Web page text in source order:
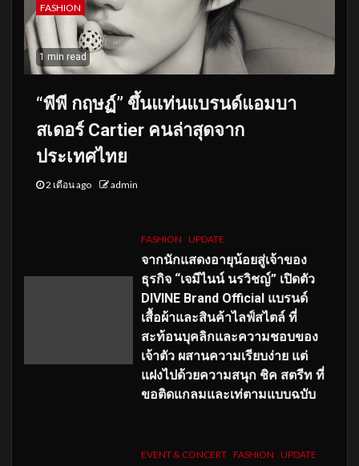
FASHION
1 min read
“พีพี กฤษฏ์” ขึ้นแท่นแบรนด์แอมบา
สเดอร์ Cartier คนล่าสุดจาก
ประเทศไทย
2 เดือน ago admin
FASHION UPDATE
จากนักแสดงอายุน้อยสู่เจ้าของ
ธุรกิจ “เจมีไนน์ นรวิชญ์” เปิดตัว
DIVINE Brand Official แบรนด์
เสื้อผ้าและสินค้าไลฟ์สไตล์ ที่
สะท้อนบุคลิกและความชอบของ
เจ้าตัว ผสานความเรียบง่าย แต่
แฝงไปด้วยความสนุก ชิค สตรีท ที่
ขอติดแกลมและเท่ตามแบบฉบับ
EVENT & CONCERT FASHION UPDATE